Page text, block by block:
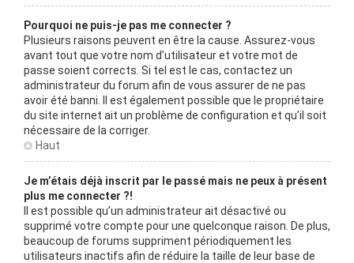
Pourquoi ne puis-je pas me connecter ?
Plusieurs raisons peuvent en être la cause. Assurez-vous
avant tout que votre nom d’utilisateur et votre mot de
passe soient corrects. Si tel est le cas, contactez un
administrateur du forum afin de vous assurer de ne pas
avoir été banni. Il est également possible que le propriétaire
du site internet ait un problème de configuration et qu’il soit
nécessaire de la corriger.
Haut
Je m’étais déjà inscrit par le passé mais ne peux à présent
plus me connecter ?!
Il est possible qu’un administrateur ait désactivé ou
supprimé votre compte pour une quelconque raison. De plus,
beaucoup de forums suppriment périodiquement les
utilisateurs inactifs afin de réduire la taille de leur base de